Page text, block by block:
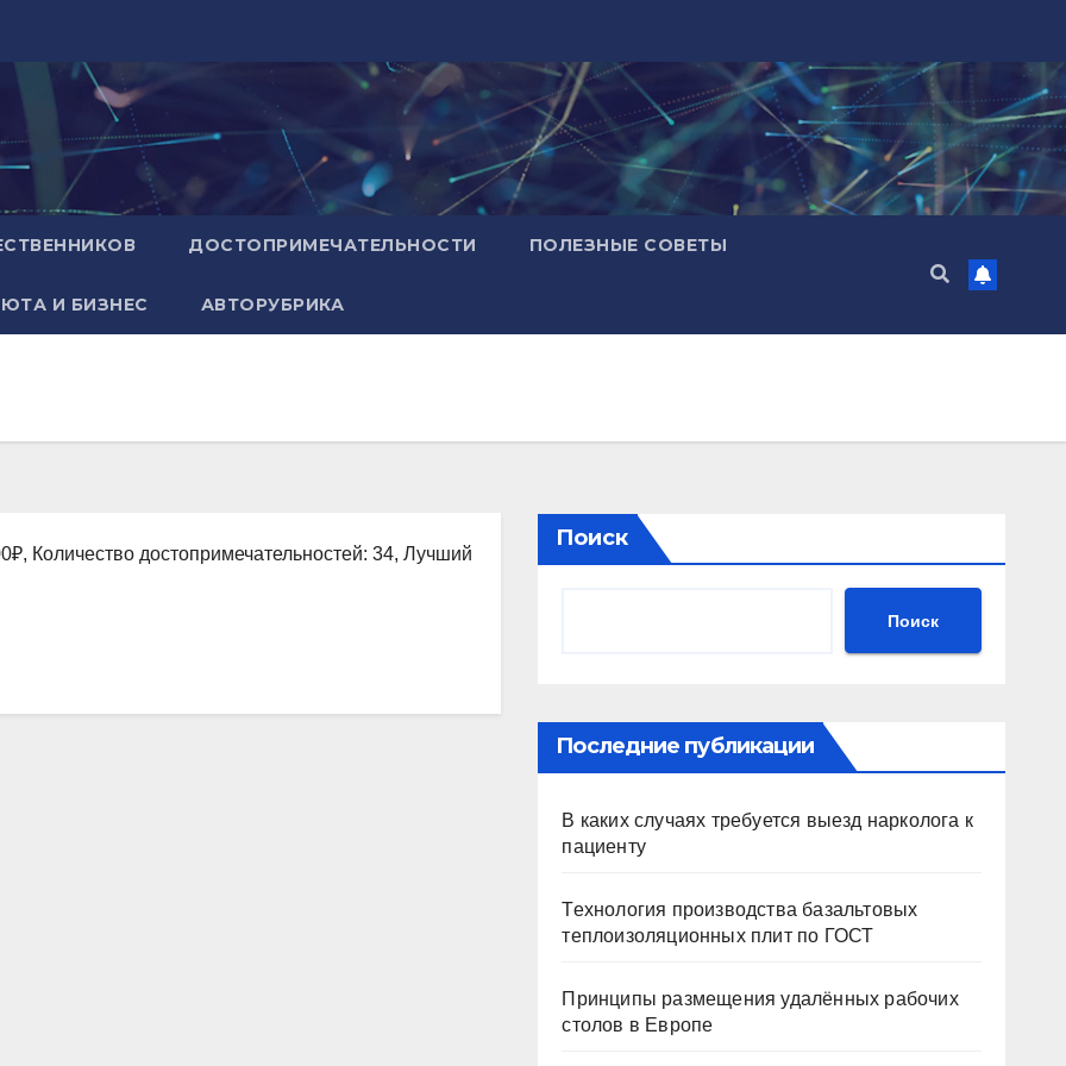
ДОСТОПРИМЕЧАТЕЛЬНОСТИ ПОЛЕЗНЫЕ СОВЕТЫ
И БИЗНЕС АВТОРУБРИКА
Количество достопримечательностей: 34, Лучший
Поиск
Поиск
Последние публикации
В каких случаях требуется выезд нарколога к
пациенту
Технология производства базальтовых
теплоизоляционных плит по ГОСТ
Принципы размещения удалённых рабочих
столов в Европе